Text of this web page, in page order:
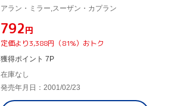
アラン・ミラー,スーザン・カプラン
¥792円
定価より3,388円（81%）おトク
獲得ポイント 7P
在庫なし
発売年月日：2001/02/23